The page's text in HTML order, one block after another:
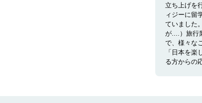
立ち上げを
ィジーに留
ていました
が....）旅行
で、様々な
「日本を楽
る方からの